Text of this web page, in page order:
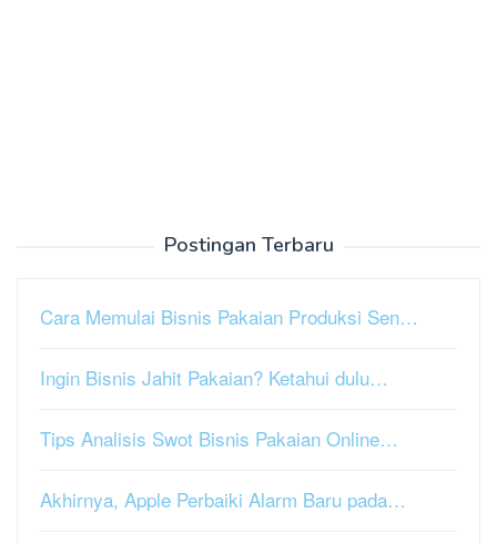
Postingan Terbaru
Cara Memulai Bisnis Pakaian Produksi Sen…
Ingin Bisnis Jahit Pakaian? Ketahui dulu…
Tips Analisis Swot Bisnis Pakaian Online…
Akhirnya, Apple Perbaiki Alarm Baru pada…